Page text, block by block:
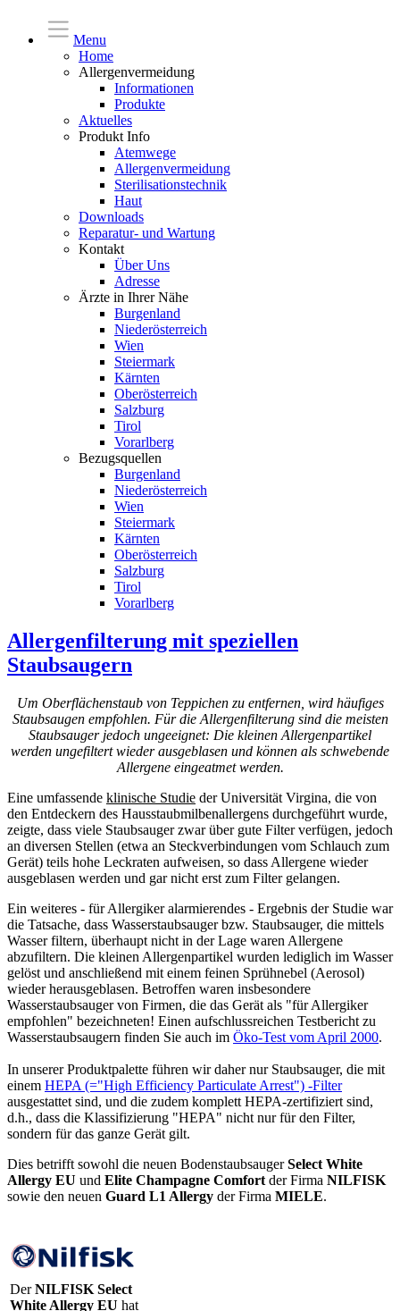
Menu
Home
Allergenvermeidung
Informationen
Produkte
Aktuelles
Produkt Info
Atemwege
Allergenvermeidung
Sterilisationstechnik
Haut
Downloads
Reparatur- und Wartung
Kontakt
Über Uns
Adresse
Ärzte in Ihrer Nähe
Burgenland
Niederösterreich
Wien
Steiermark
Kärnten
Oberösterreich
Salzburg
Tirol
Vorarlberg
Bezugsquellen
Burgenland
Niederösterreich
Wien
Steiermark
Kärnten
Oberösterreich
Salzburg
Tirol
Vorarlberg
Allergenfilterung mit speziellen
Staubsaugern
Um Oberflächenstaub von Teppichen zu entfernen, wird häufiges
Staubsaugen empfohlen. Für die Allergenfilterung sind die meisten
Staubsauger jedoch ungeeignet: Die kleinen Allergenpartikel
werden ungefiltert wieder ausgeblasen und können als schwebende
Allergene eingeatmet werden.
Eine umfassende klinische Studie der Universität Virgina, die von
den Entdeckern des Hausstaubmilbenallergens durchgeführt wurde,
zeigte, dass viele Staubsauger zwar über gute Filter verfügen, jedoch
an diversen Stellen (etwa an Steckverbindungen vom Schlauch zum
Gerät) teils hohe Leckraten aufweisen, so dass Allergene wieder
ausgeblasen werden und gar nicht erst zum Filter gelangen.
Ein weiteres - für Allergiker alarmierendes - Ergebnis der Studie war
die Tatsache, dass Wasserstaubsauger bzw. Staubsauger, die mittels
Wasser filtern, überhaupt nicht in der Lage waren Allergene
abzufiltern. Die kleinen Allergenpartikel wurden lediglich im Wasser
gelöst und anschließend mit einem feinen Sprühnebel (Aerosol)
wieder herausgeblasen. Betroffen waren insbesondere
Wasserstaubsauger von Firmen, die das Gerät als "für Allergiker
empfohlen" bezeichneten! Einen aufschlussreichen Testbericht zu
Wasserstaubsaugern finden Sie auch im Öko-Test vom April 2000.
In unserer Produktpalette führen wir daher nur Staubsauger, die mit
einem HEPA (="High Efficiency Particulate Arrest") -Filter
ausgestattet sind, und die zudem komplett HEPA-zertifiziert sind,
d.h., dass die Klassifizierung "HEPA" nicht nur für den Filter,
sondern für das ganze Gerät gilt.
Dies betrifft sowohl die neuen BodenstaubsaugerSelect White
Allergy EU und Elite Champagne Comfort der Firma NILFISK
sowie den neuen Guard L1 Allergy der Firma MIELE.
DerNILFISK Select
White Allergy EU hat